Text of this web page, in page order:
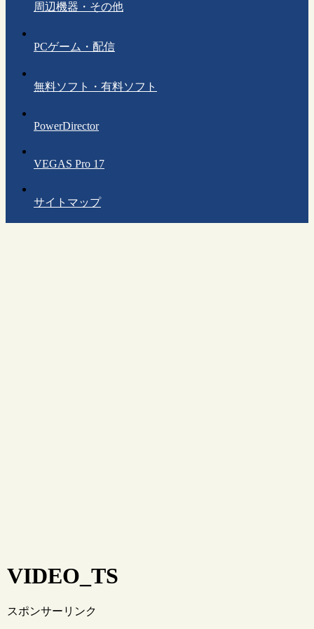
周辺機器・その他
PCゲーム・配信
無料ソフト・有料ソフト
PowerDirector
VEGAS Pro 17
サイトマップ
VIDEO_TS
スポンサーリンク